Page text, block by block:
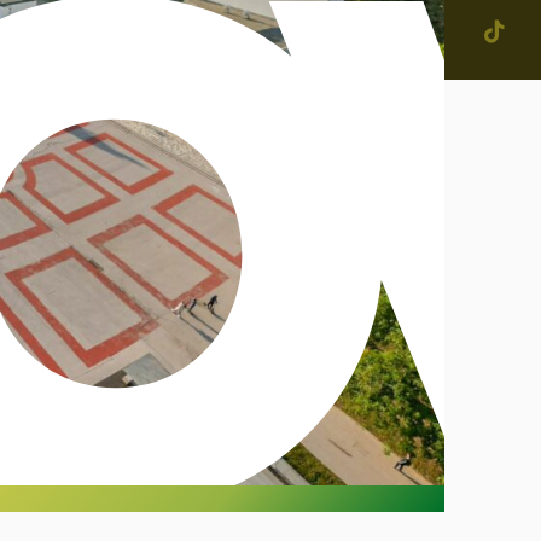
skupnosti in
sodelovanje
informacij javnega
grafična podoba in